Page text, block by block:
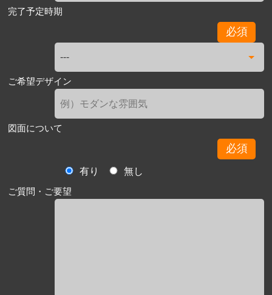
完了予定時期
必須
ご希望デザイン
図面について
必須
有り
無し
ご質問・ご要望